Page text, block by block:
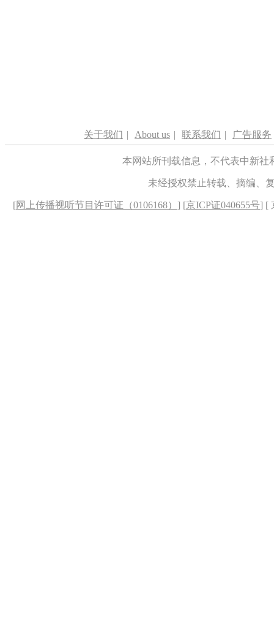
关于我们 | About us | 联系我们 | 广告服务
本网站所刊载信息，不代表中新
未经授权禁止转载、摘编、
[网上传播视听节目许可证（0106168） ] [京ICP证040655号] [